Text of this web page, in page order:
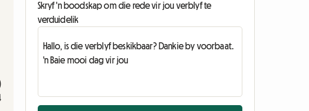
Skryf 'n boodskap om die rede vir jou verblyf te
verduidelik